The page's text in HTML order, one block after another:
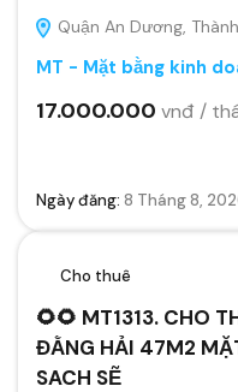
Quận An Dương,
MT - Mặt bằng kinh
17.000.000 vnđ /
Ngày đăng: 8 Tháng 8,
Cho thuê
🌻🌻 MT1313. CHO
ĐẰNG HẢI 47M2
SACH SẼ